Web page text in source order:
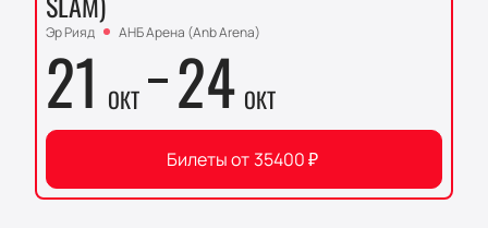
Эр Рияд АНБ Арена (Anb Arena)
21 ОКТ 24 ОКТ
Билеты от 35400₽